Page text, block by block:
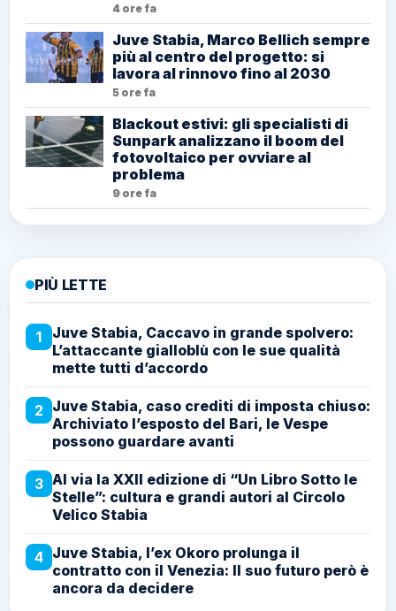
4 ore fa
Juve Stabia, Marco Bellich sempre
più al centro del progetto: si
lavora al rinnovo fino al 2030
5 ore fa
Blackout estivi: gli specialisti di
Sunpark analizzano il boom del
fotovoltaico per ovviare al
problema
9 ore fa
PIÙ LETTE
1
Juve Stabia, Caccavo in grande spolvero:
L’attaccante gialloblù con le sue qualità
mette tutti d’accordo
2 Juve Stabia, caso crediti di imposta chiuso:
Archiviato l’esposto del Bari, le Vespe
possono guardare avanti
3 Al via la XXII edizione di “Un Libro Sotto le
Stelle”: cultura e grandi autori al Circolo
Velico Stabia
4 Juve Stabia, l’ex Okoro prolunga il
contratto con il Venezia: Il suo futuro però è
ancora da decidere